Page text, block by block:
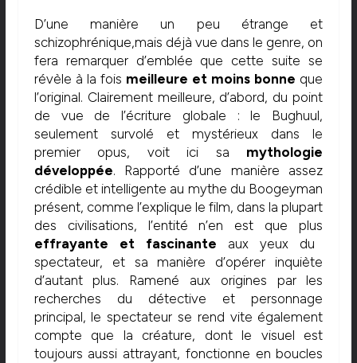
D’une manière un peu étrange et
schizophrénique,mais déjà vue dans le genre, on
fera remarquer d’emblée que cette suite se
révèle à la fois meilleure et moins bonne que
l’original. Clairement meilleure, d’abord, du point
de vue de l’écriture globale : le Bughuul,
seulement survolé et mystérieux dans le
premier opus, voit ici sa mythologie
développée. Rapporté d’une manière assez
crédible et intelligente au mythe du Boogeyman
présent, comme l’explique le film, dans la plupart
des civilisations, l’entité n’en est que plus
effrayante et fascinante aux yeux du
spectateur, et sa manière d’opérer inquiète
d’autant plus. Ramené aux origines par les
recherches du détective et personnage
principal, le spectateur se rend vite également
compte que la créature, dont le visuel est
toujours aussi attrayant, fonctionne en boucles